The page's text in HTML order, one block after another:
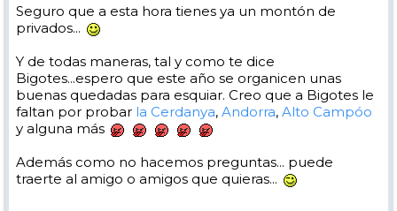
Seguro que a esta hora tienes ya un montón de
privados...
Y de todas maneras, tal y como te dice
Bigotes...espero que este año se organicen unas
buenas quedadas para esquiar. Creo que a Bigotes le
faltan por probar la Cerdanya, Andorra, Alto Campóo
y alguna más
Además como no hacemos preguntas... puede
traerte al amigo o amigos que quieras...